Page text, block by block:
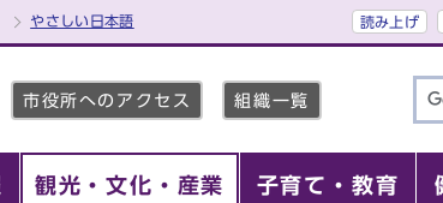
やさしい日本語 読み上げ
市役所へのアクセス 組織一覧
観光・文化・産業 子育て・教育